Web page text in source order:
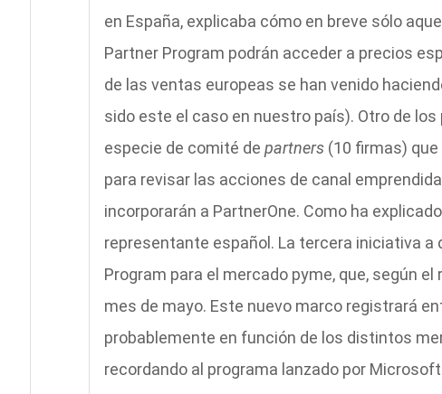
en España, explicaba cómo en breve sólo
Partner Program podrán acceder a precios
de las ventas europeas se han venido
sido este el caso en nuestro país). Otro de
especie de comité de partners(10 firmas) que
para revisar las acciones de canal
incorporarán a PartnerOne. Como ha
representante español. La tercera iniciativa
Program para el mercado pyme, que, según
mes de mayo. Este nuevo marco registrará
probablemente en función de los distintos
recordando al programa lanzado por